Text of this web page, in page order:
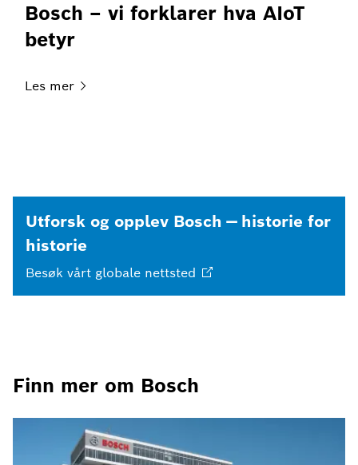
Bosch – vi forklarer hva AIoT
betyr
Les mer
Utforsk og opplev Bosch — historie for
historie
Besøk vårt globale nettsted
Finn mer om Bosch